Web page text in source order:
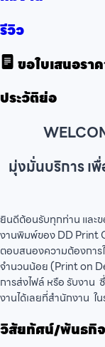
รีวิว
ขอใบเสนอรา
ประวัติย่อ
มุ่งมั่นบริการ
ยินดีต้อนรับทุกท่าน และ
งานพิมพ์ของ DD Print
ตอบสนองความต้องกา
จำนวนน้อย (Print on
การส่งไฟล์ หรือ รับงาน
งานได้เลยที่สำนักงาน ใ
วิสัยทัศน์/พันธกิจ